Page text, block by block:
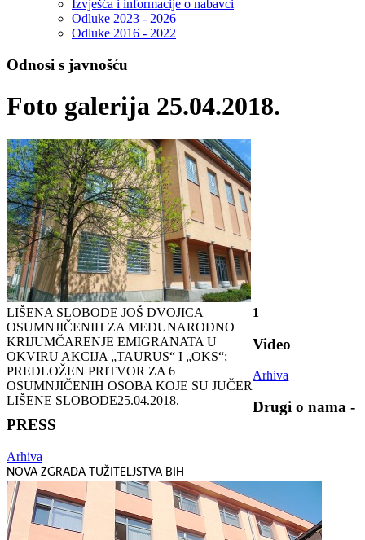
Izvješća i informacije o nabavci
Odluke 2023 - 2026
Odluke 2016 - 2022
Odnosi s javnošću
Foto galerija 25.04.2018.
LIŠENA SLOBODE JOŠ DVOJICA
OSUMNJIČENIH ZA MEĐUNARODNO
KRIJUMČARENJE EMIGRANATA U
OKVIRU AKCIJA „TAURUS“ I „OKS“;
PREDLOŽEN PRITVOR ZA 6
OSUMNJIČENIH OSOBA KOJE SU JUČER
LIŠENE SLOBODE25.04.2018.
1
Video
Arhiva
Drugi o nama -
PRESS
Arhiva
NOVA ZGRADA TUŽITELJSTVA BIH